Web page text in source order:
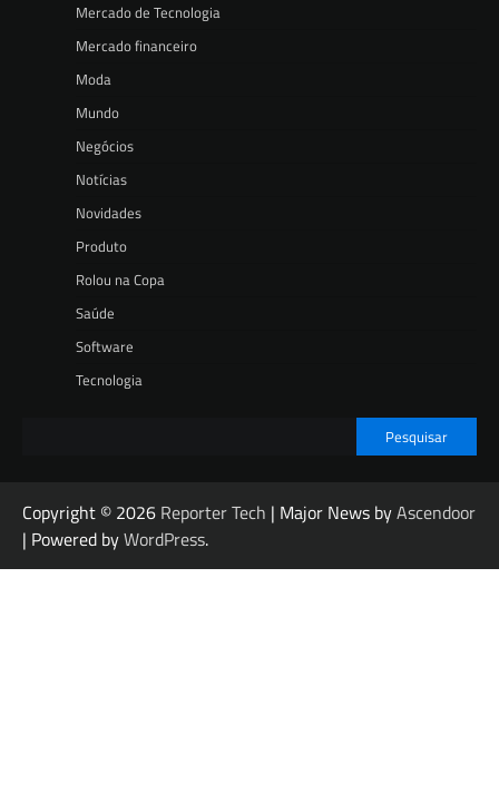
Mercado de Tecnologia
Mercado financeiro
Moda
Mundo
Negócios
Notícias
Novidades
Produto
Rolou na Copa
Saúde
Software
Tecnologia
Pesquisar
Copyright © 2026 Reporter Tech | Major News byAscendoor
| Powered byWordPress.